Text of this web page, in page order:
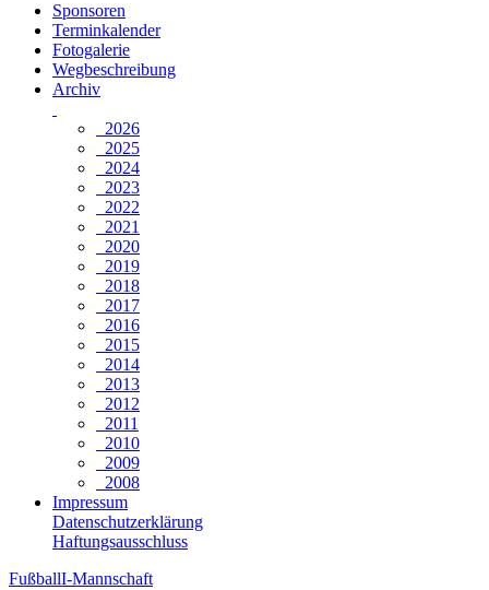
Sponsoren
Terminkalender
Fotogalerie
Wegbeschreibung
Archiv
2026
2025
2024
2023
2022
2021
2020
2019
2018
2017
2016
2015
2014
2013
2012
2011
2010
2009
2008
Impressum
Datenschutzerklärung
Haftungsausschluss
FußballI-Mannschaft